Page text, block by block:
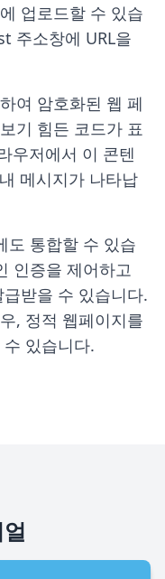
업로드할 수 있습
주소창에 URL을
여 암호화된 웹 페
기 힘든 코드가 표
우저에서 이 콘텐
메시지가 나타납
도 통합할 수 있습
인증을 제어하고
받을 수 있습니다.
, 정적 웹페이지를
있습니다.